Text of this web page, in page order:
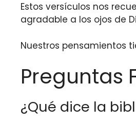
Estos versículos nos
agradable a los ojos de
Nuestros pensamientos
Preguntas
¿Qué dice la